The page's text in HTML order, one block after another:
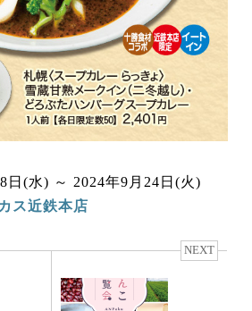
日(水) ～ 2024年9月24日(火)
ス近鉄本店
NEXT